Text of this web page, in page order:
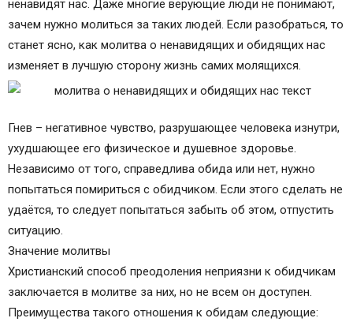
ненавидят нас. Даже многие верующие люди не понимают,
зачем нужно молиться за таких людей. Если разобраться, то
станет ясно, как молитва о ненавидящих и обидящих нас
изменяет в лучшую сторону жизнь самих молящихся.
Гнев – негативное чувство, разрушающее человека изнутри,
ухудшающее его физическое и душевное здоровье.
Независимо от того, справедлива обида или нет, нужно
попытаться помириться с обидчиком. Если этого сделать не
удаётся, то следует попытаться забыть об этом, отпустить
ситуацию.
Значение молитвы
Христианский способ преодоления неприязни к обидчикам
заключается в молитве за них, но не всем он доступен.
Преимущества такого отношения к обидам следующие: